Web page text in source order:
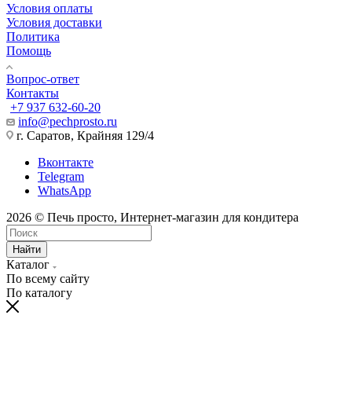
Условия оплаты
Условия доставки
Политика
Помощь
Вопрос-ответ
Контакты
+7 937 632-60-20
info@pechprosto.ru
г. Саратов, Крайняя 129/4
Вконтакте
Telegram
WhatsApp
2026 © Печь просто, Интернет-магазин для кондитера
Найти
Каталог
По всему сайту
По каталогу